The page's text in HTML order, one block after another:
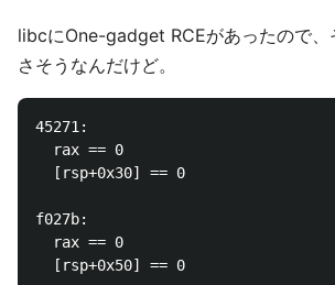
libcにOne-gadget RCEがあったので、
さそうなんだけど。
45271:
  rax == 0
  [rsp+0x30] == 0
f027b:
  rax == 0
  [rsp+0x50] == 0